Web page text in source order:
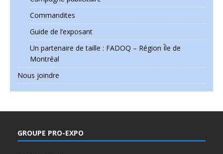
Commandites
Guide de l’exposant
Un partenaire de taille : FADOQ – Région Île de
Montréal
Nous joindre
GROUPE PRO-EXPO